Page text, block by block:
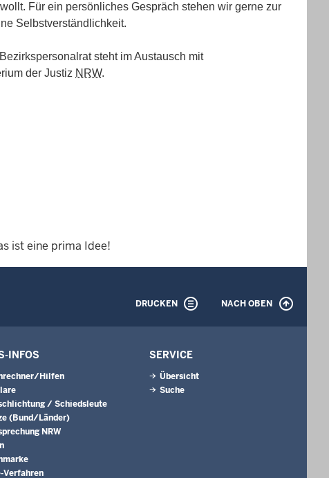
wollt. Für ein persönliches Gespräch stehen wir gerne zur
Selbstverständlichkeit.
steht im Austausch mit
der Justiz NRW.
ist eine prima Idee!
DRUCKEN NACH OBEN
INFOS
Hilfen
/ Schiedsleute
(Bund/Länder)
NRW
Verfahren
SERVICE
Übersicht
Suche